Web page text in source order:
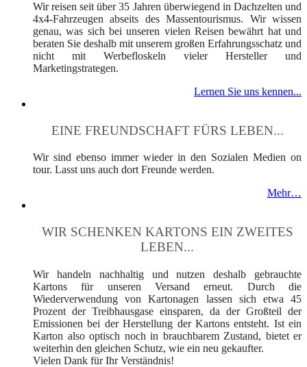
Wir reisen seit über 35 Jahren überwiegend in Dachzelten und
4x4-Fahrzeugen abseits des Massentourismus. Wir wissen
genau, was sich bei unseren vielen Reisen bewährt hat und
beraten Sie deshalb mit unserem großen Erfahrungsschatz und
nicht mit Werbefloskeln vieler Hersteller und
Marketingstrategen.
Lernen Sie uns kennen...
EINE FREUNDSCHAFT FÜRS LEBEN...
Wir sind ebenso immer wieder in den Sozialen Medien on
tour. Lasst uns auch dort Freunde werden.
Mehr…
WIR SCHENKEN KARTONS EIN ZWEITES
LEBEN...
Wir handeln nachhaltig und nutzen deshalb gebrauchte
Kartons für unseren Versand erneut. Durch die
Wiederverwendung von Kartonagen lassen sich etwa 45
Prozent der Treibhausgase einsparen, da der Großteil der
Emissionen bei der Herstellung der Kartons entsteht. Ist ein
Karton also optisch noch in brauchbarem Zustand, bietet er
weiterhin den gleichen Schutz, wie ein neu gekaufter.
Vielen Dank für Ihr Verständnis!